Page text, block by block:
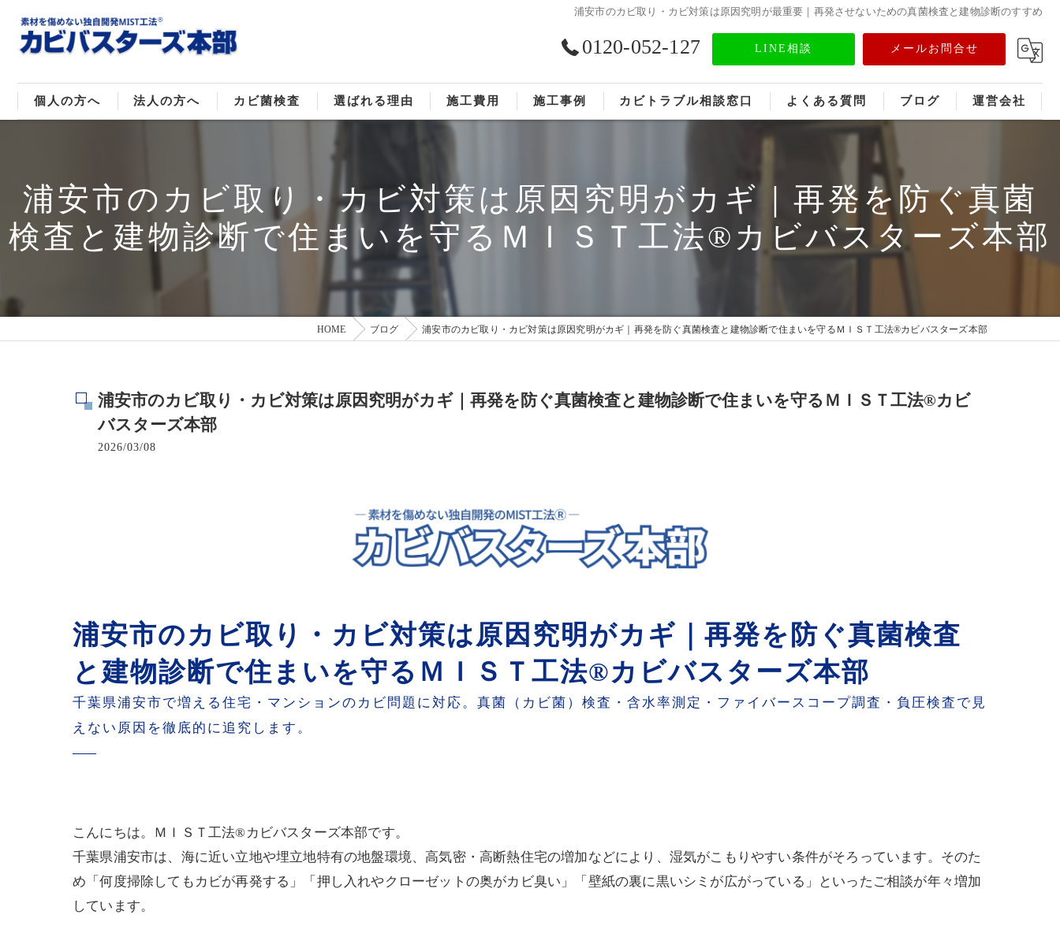
浦安市のカビ取り・カビ対策は原因究明が最重要｜再発させないための真菌検査と建物診断のすすめ
0120-052-127 LINE相談 メールお問合せ
個人の方へ
マンションのカビ取り
法人の方へ
倉庫･工場のカビ取り
店舗のカビ取り
病院･クリニックのカビ取り
学校･保育園のカビ取り
カビ菌検査 選ばれる理由
ご依頼の流れ
施工費用 施工事例 カビトラブル相談窓口 よくある質問 ブログ 運営会社
メディア情報
浦安市のカビ取り・カビ対策は原因究明がカギ｜再発を防ぐ真菌
検査と建物診断で住まいを守るＭＩＳＴ工法®カビバスターズ本部
HOME ブログ 浦安市のカビ取り・カビ対策は原因究明がカギ｜再発を防ぐ真菌検査と建物診断で住まいを守るＭＩＳＴ工法®カビバスターズ本部
浦安市のカビ取り・カビ対策は原因究明がカギ｜再発を防ぐ真菌検査と建物診断で住まいを守るＭＩＳＴ工法®カビ
バスターズ本部
2026/03/08
浦安市のカビ取り・カビ対策は原因究明がカギ｜再発を防ぐ真菌検査
と建物診断で住まいを守るＭＩＳＴ工法®カビバスターズ本部
千葉県浦安市で増える住宅・マンションのカビ問題に対応。真菌（カビ菌）検査・含水率測定・ファイバースコープ調査・負圧検査で見
えない原因を徹底的に追究します。
こんにちは。ＭＩＳＴ工法®カビバスターズ本部です。
千葉県浦安市は、海に近い立地や埋立地特有の地盤環境、高気密・高断熱住宅の増加などにより、湿気がこもりやすい条件がそろっています。そのた
め「何度掃除してもカビが再発する」「押し入れやクローゼットの奥がカビ臭い」「壁紙の裏に黒いシミが広がっている」といったご相談が年々増加
しています。